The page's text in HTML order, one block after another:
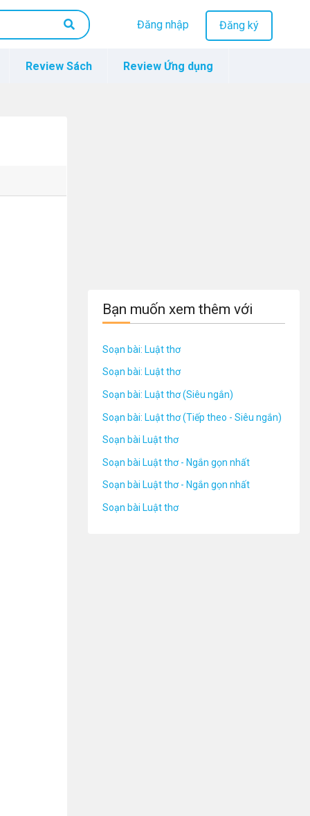
Đăng nhập Đăng ký
Review Sách Review Ứng dụng
Bạn muốn xem thêm với
Soạn bài: Luật thơ
Soạn bài: Luật thơ
Soạn bài: Luật thơ (Siêu ngắn)
Soạn bài: Luật thơ (Tiếp theo - Siêu ngắn)
Soạn bài Luật thơ
Soạn bài Luật thơ - Ngắn gọn nhất
Soạn bài Luật thơ - Ngắn gọn nhất
Soạn bài Luật thơ